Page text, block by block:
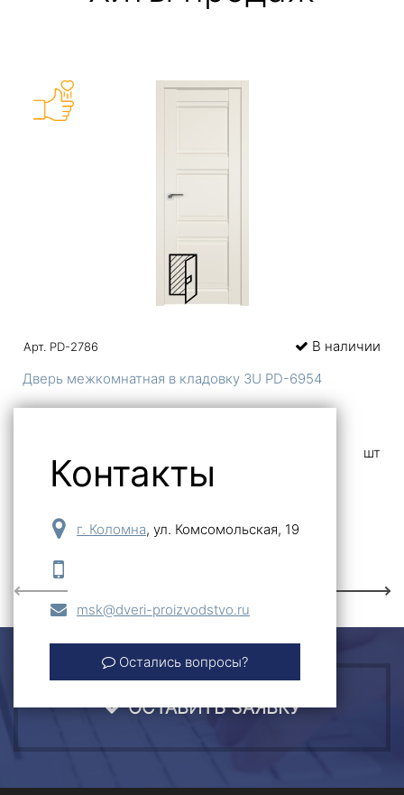
Previous
Арт. PD-2786
В наличии
Дверь межкомнатная в кладовку 3U PD-6954
шт
Next
ОСТАВИТЬ ЗАЯВКУ
Контакты
г. Коломна, ул. Комсомольская, 19
msk@dveri-proizvodstvo.ru
Остались вопросы?